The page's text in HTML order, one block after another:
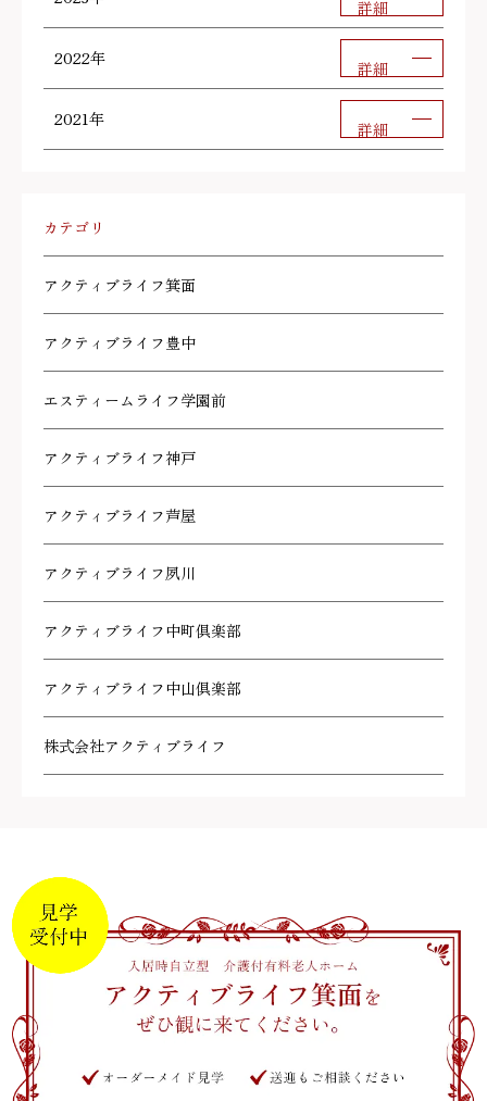
詳細
2022年 詳細
2021年 詳細
カテゴリ
アクティブライフ箕面
アクティブライフ豊中
エスティームライフ学園前
アクティブライフ神戸
アクティブライフ芦屋
アクティブライフ夙川
アクティブライフ中町倶楽部
アクティブライフ中山倶楽部
株式会社アクティブライフ